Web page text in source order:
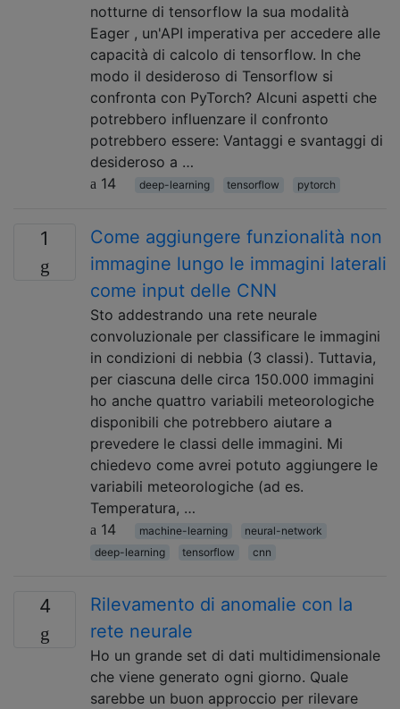
notturne di tensorflow la sua modalità
Eager , un'API imperativa per accedere alle
capacità di calcolo di tensorflow. In che
modo il desideroso di Tensorflow si
confronta con PyTorch? Alcuni aspetti che
potrebbero influenzare il confronto
potrebbero essere: Vantaggi e svantaggi di
desideroso a …
14
deep-learning tensorflow pytorch
1
Come aggiungere funzionalità non
immagine lungo le immagini laterali
come input delle CNN
Sto addestrando una rete neurale
convoluzionale per classificare le immagini
in condizioni di nebbia (3 classi). Tuttavia,
per ciascuna delle circa 150.000 immagini
ho anche quattro variabili meteorologiche
disponibili che potrebbero aiutare a
prevedere le classi delle immagini. Mi
chiedevo come avrei potuto aggiungere le
variabili meteorologiche (ad es.
Temperatura, …
14
machine-learning
neural-network
deep-learning
tensorflow cnn
4
Rilevamento di anomalie con la
rete neurale
Ho un grande set di dati multidimensionale
che viene generato ogni giorno. Quale
sarebbe un buon approccio per rilevare